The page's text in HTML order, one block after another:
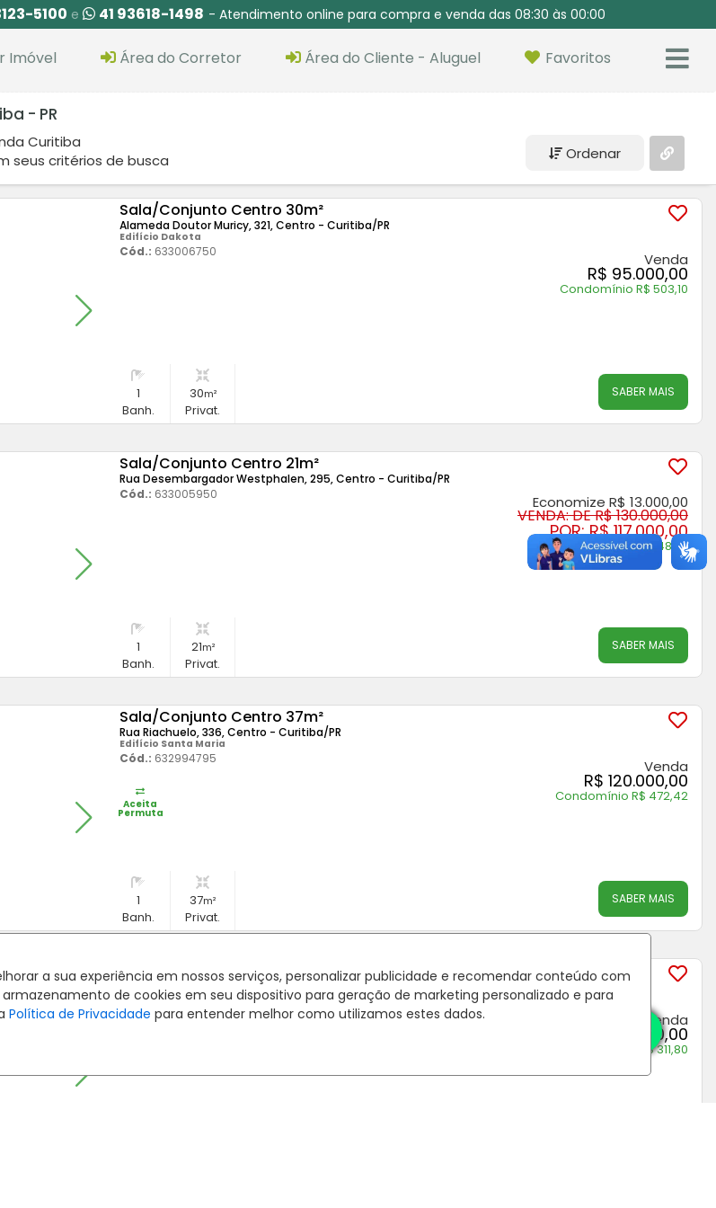
5100 e 41 93618-1498 - Atendimento online para compra e venda das 08:30 às 00:00
Imóvel Área do Corretor Área do Cliente - Aluguel Favoritos
a sua experiência em nossos serviços, personalizar publicidade e recomendar conteúdo com
de cookies em seu dispositivo para geração de marketing personalizado e para
Política de Privacidade para entender melhor como utilizamos estes dados.
- PR
Curitiba
seus critérios de busca
Ordenar
Sala/Conjunto Centro 30m²
Alameda Doutor Muricy, 321, Centro - Curitiba/PR
Edifício Dakota
Cód.: 633006750 Venda
R$ 95.000,00
Condomínio R$ 503,10
1
Banh.
30m²
Privat.
SABER MAIS
Sala/Conjunto Centro 21m²
Rua Desembargador Westphalen, 295, Centro - Curitiba/PR
Cód.: 633005950 Economize R$ 13.000,00
VENDA: DE R$ 130.000,00
POR: R$ 117.000,00
Condomínio R$ 748,78
1
Banh.
21m²
Privat.
SABER MAIS
Sala/Conjunto Centro 37m²
Rua Riachuelo, 336, Centro - Curitiba/PR
Edifício Santa Maria
Cód.: 632994795 Venda
R$ 120.000,00
Condomínio R$ 472,42
1
Banh.
37m²
Privat.
Aceita
Permuta
SABER MAIS
Sala/Conjunto Centro 41m²
Alameda Doutor Muricy, 970, Centro - Curitiba/PR
Edifício Afonso Camargo
Cód.:633002488 Venda
R$ 130.000,00
Condomínio R$ 311,80